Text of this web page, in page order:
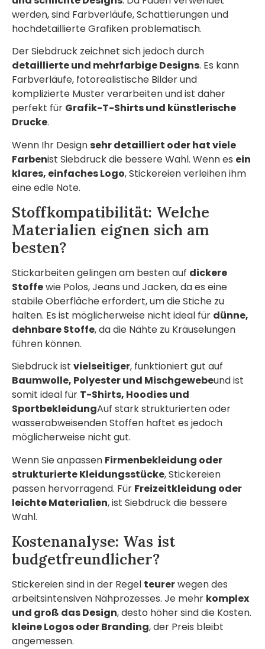
werden, sind Farbverläufe, Schattierungen und
hochdetaillierte Grafiken problematisch.
Der Siebdruck zeichnet sich jedoch durch
detaillierte und mehrfarbige Designs. Es kann
Farbverläufe, fotorealistische Bilder und
komplizierte Muster verarbeiten und ist daher
perfekt für Grafik-T-Shirts und künstlerische
Drucke.
Wenn Ihr Designsehr detailliert oder hat viele
Farbenist Siebdruck die bessere Wahl. Wenn es ein
klares, einfaches Logo, Stickereien verleihen ihm
eine edle Note.
Stoffkompatibilität: Welche
Materialien eignen sich am
besten?
Stickarbeiten gelingen am besten auf dickere
Stoffewie Polos, Jeans und Jacken, da es eine
stabile Oberfläche erfordert, um die Stiche zu
halten. Es ist möglicherweise nicht ideal für dünne,
dehnbare Stoffe, da die Nähte zu Kräuselungen
führen können.
Siebdruck ist vielseitiger, funktioniert gut auf
Baumwolle, Polyester und Mischgewebeund ist
somit ideal für T-Shirts, Hoodies und
SportbekleidungAuf stark strukturierten oder
wasserabweisenden Stoffen haftet es jedoch
möglicherweise nicht gut.
Wenn Sie anpassen Firmenbekleidung oder
strukturierte Kleidungsstücke, Stickereien
passen hervorragend. Für Freizeitkleidung oder
leichte Materialien, ist Siebdruck die bessere
Wahl.
Kostenanalyse: Was ist
budgetfreundlicher?
Stickereien sind in der Regel teurerwegen des
arbeitsintensiven Nähprozesses. Je mehr komplex
und groß das Design, desto höher sind die Kosten.
kleine Logos oder Branding, der Preis bleibt
angemessen.